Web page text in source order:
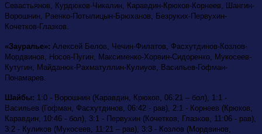
Севастьянов,
Курдюков-Чикалин, Каравдин-Крюков-Корнеев, Шангин-
Ворошнин, Раенко-Потылицын-Брюханов, Безруких-Первухин-
Кочетков-Глазков.
«Зауралье»: Алексей Белов, Чечин-Филатов, Фасхутдинов-Козлов-
Мордвинов, Носов-Пугин, Максименко-Хорвин-Сидоренко, Мукосеев-
Кутугин, Майданюк-Рахматуллин-Кулиуов, Васильев-Гофман-
Понамарев.
Шайбы: 1:0 - Ворошнин (Каравдин, Крюков, 06:21 – бол), 1:1 -
Васильев (Гофман, Фасхутдинов, 06:42 - рав), 2:1 - Корнеев (Крюков,
Каравдин, 10:46 - бол), 3:1 - Первухин (Кочетков, Глазков, 11:06 - рав),
3:2 - Куликов (Мукосеев, 11:21 – рав), 3:3 - Козлов (Мордвинов,